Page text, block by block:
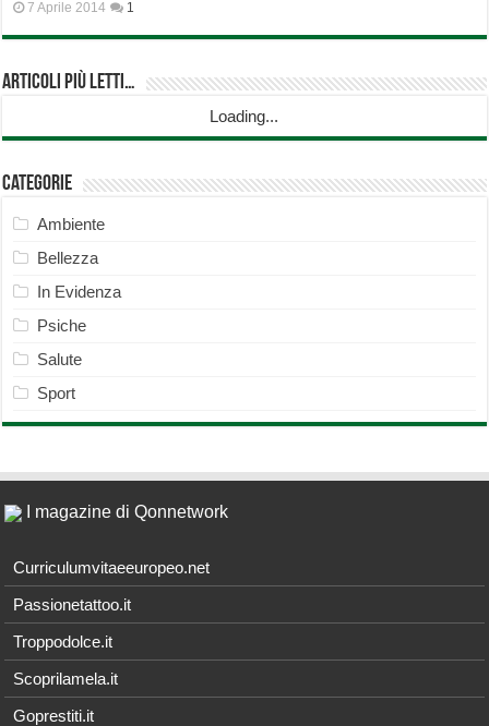
7 Aprile 2014 1
Articoli più Letti…
Loading...
Categorie
Ambiente
Bellezza
In Evidenza
Psiche
Salute
Sport
I magazine di Qonnetwork
Curriculumvitaeeuropeo.net
Passionetattoo.it
Troppodolce.it
Scoprilamela.it
Goprestiti.it